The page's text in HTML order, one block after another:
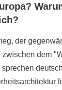
der
dem